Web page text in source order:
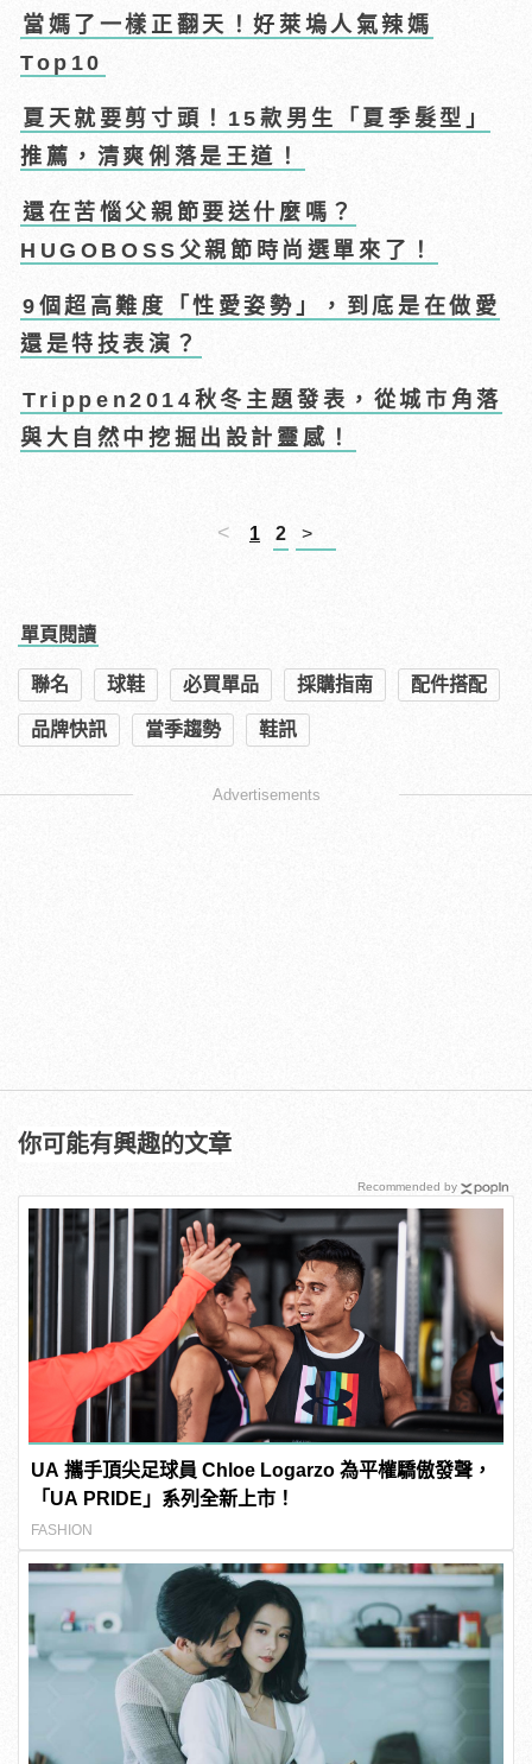
當媽了一樣正翻天！好萊塢人氣辣媽
Top10
夏天就要剪寸頭！15款男生「夏季髮型」
推薦，清爽俐落是王道！
還在苦惱父親節要送什麼嗎？
HUGOBOSS父親節時尚選單來了！
9個超高難度「性愛姿勢」，到底是在做愛
還是特技表演？
Trippen2014秋冬主題發表，從城市角落
與大自然中挖掘出設計靈感！
< 1 2 >
單頁閱讀
聯名 球鞋 必買單品 採購指南 配件搭配
品牌快訊 當季趨勢 鞋訊
Advertisements
你可能有興趣的文章
UA 攜手頂尖足球員 Chloe Logarzo 為平權驕傲發聲，
「UA PRIDE」系列全新上市！
FASHION
Recommended by